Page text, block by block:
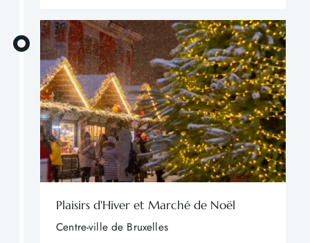
Plaisirs d'Hiver et Marché de Noël
Centre-ville de Bruxelles